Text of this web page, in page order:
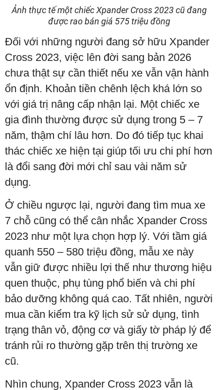
Ảnh thực tế một chiếc Xpander Cross 2023 cũ đang
được rao bán giá 575 triệu đồng
Đối với những người đang sở hữu Xpander
Cross 2023, việc lên đời sang bản 2026
chưa thật sự cần thiết nếu xe vẫn vận hành
ổn định. Khoản tiền chênh lệch khá lớn so
với giá trị nâng cấp nhận lại. Một chiếc xe
gia đình thường được sử dụng trong 5 – 7
năm, thậm chí lâu hơn. Do đó tiếp tục khai
thác chiếc xe hiện tại giúp tối ưu chi phí hơn
là đổi sang đời mới chỉ sau vài năm sử
dụng.
Ở chiều ngược lại, người đang tìm mua xe
7 chỗ cũng có thể cân nhắc Xpander Cross
2023 như một lựa chọn hợp lý. Với tầm giá
quanh 550 – 580 triệu đồng, mẫu xe này
vẫn giữ được nhiều lợi thế như thương hiệu
quen thuộc, phụ tùng phổ biến và chi phí
bảo dưỡng không quá cao. Tất nhiên, người
mua cần kiểm tra kỹ lịch sử sử dụng, tình
trạng thân vỏ, động cơ và giấy tờ pháp lý để
tránh rủi ro thường gặp trên thị trường xe
cũ.
Nhìn chung, Xpander Cross 2023 vẫn là